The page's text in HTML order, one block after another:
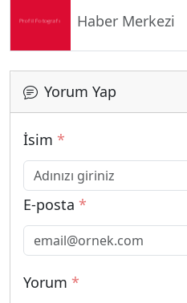
Haber Merkezi
Yorum Yap
İsim *
E-posta *
Yorum *